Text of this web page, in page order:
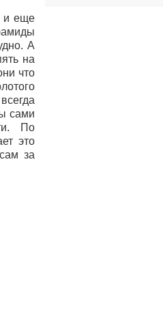
и еще
А
на
что
сами
По
это
за